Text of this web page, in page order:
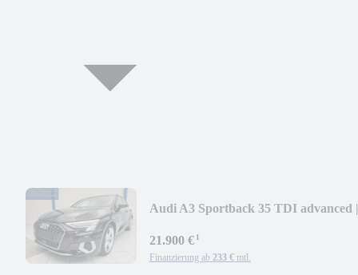
Audi A3 Sportback 35 TDI advanced |
21.900 €¹
Finanzierung ab 233 € mtl.